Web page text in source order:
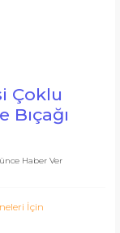
Çoklu
Haber Ver
İçin